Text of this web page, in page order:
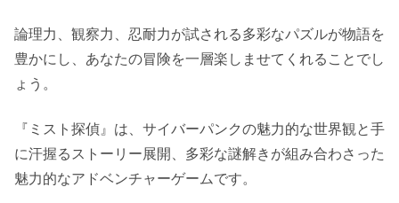
論理力、観察力、忍耐力が試される多彩なパズルが物語を
豊かにし、あなたの冒険を一層楽しませてくれることでし
ょう。
『ミスト探偵』は、サイバーパンクの魅力的な世界観と手
に汗握るストーリー展開、多彩な謎解きが組み合わさった
魅力的なアドベンチャーゲームです。